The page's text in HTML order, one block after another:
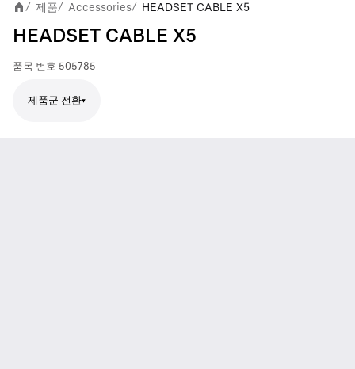
/ 제품/ Accessories/ HEADSET CABLE X5
HEADSET CABLE X5
품목 번호 505785
제품군 전환